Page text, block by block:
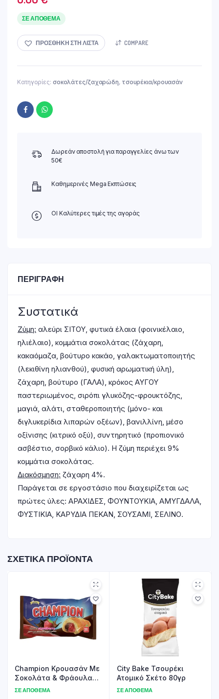
ΣΕ ΑΠΌΘΕΜΑ
ΠΡΟΣΘΉΚΗ ΣΤΗ ΛΊΣΤΑ COMPARE
Κατηγορίες: σοκολάτες/ζαχαρώδη, τσουρέκια/κρουασάν
Δωρεάν αποστολή για παραγγελίες άνω των
50€
Καθημερινές Mega Εκπτώσεις
ΟΙ Καλύτερες τιμές της αγοράς
ΠΕΡΙΓΡΑΦΉ
Συστατικά
Ζύμη: αλεύρι ΣΙΤΟΥ, φυτικά έλαια (φοινικέλαιο,
ηλιέλαιο), κομμάτια σοκολάτας (ζάχαρη,
κακαόμαζα, βούτυρο κακάο, γαλακτωματοποιητής
(λεκιθίνη ηλιανθού), φυσική αρωματική ύλη),
ζάχαρη, βούτυρο (ΓΑΛΑ), κρόκος ΑΥΓΟΥ
παστεριωμένος, σιρόπι γλυκόζης-φρουκτόζης,
μαγιά, αλάτι, σταθεροποιητής (μόνο- και
διγλυκερίδια λιπαρών οξέων), βανιλλίνη, μέσο
οξίνισης (κιτρικό οξύ), συντηρητικό (προπιονικό
ασβέστιο, σορβικό κάλιο). Η ζύμη περιέχει 9%
κομμάτια σοκολάτας.
Διακόσμηση: ζάχαρη 4%.
Παράγεται σε εργοστάσιο που διαχειρίζεται ως
πρώτες ύλες: ΑΡΑΧΙΔΕΣ, ΦΟΥΝΤΟΥΚΙΑ, ΑΜΥΓΔΑΛΑ,
ΦΥΣΤΙΚΙΑ, ΚΑΡΥΔΙΑ ΠΕΚΑΝ, ΣΟΥΣΑΜΙ, ΣΕΛΙΝΟ.
ΣΧΕΤΙΚΆ ΠΡΟΪΌΝΤΑ
Champion Κρουασάν Με
Σοκολάτα & Φράουλα
70γρ
ΣΕ ΑΠΌΘΕΜΑ
City Bake Τσουρέκι
Ατομικό Σκέτο 80γρ
ΣΕ ΑΠΌΘΕΜΑ